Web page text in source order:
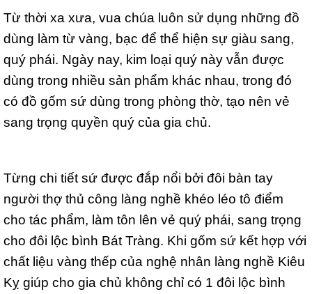
Từ thời xa xưa, vua chúa luôn sử dụng những đồ
dùng làm từ vàng, bạc để thể hiện sự giàu sang,
quý phái. Ngày nay, kim loại quý này vẫn được
dùng trong nhiều sản phẩm khác nhau, trong đó
có đồ gốm sứ dùng trong phòng thờ, tạo nên vẻ
sang trọng quyền quý của gia chủ.
Từng chi tiết sứ được đắp nổi bởi đôi bàn tay
người thợ thủ công làng nghề khéo léo tô điểm
cho tác phẩm, làm tôn lên vẻ quý phái, sang trọng
cho đôi lộc bình Bát Tràng. Khi gốm sứ kết hợp với
chất liệu vàng thếp của nghệ nhân làng nghề Kiêu
Kỵ giúp cho gia chủ không chỉ có 1 đôi lộc bình